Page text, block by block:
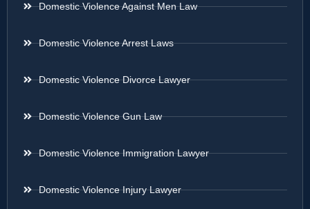
Domestic Violence Against Men Law
Domestic Violence Arrest Laws
Domestic Violence Divorce Lawyer
Domestic Violence Gun Law
Domestic Violence Immigration Lawyer
Domestic Violence Injury Lawyer